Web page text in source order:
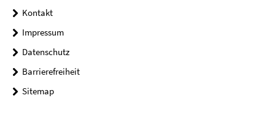
Kontakt
Impressum
Datenschutz
Barrierefreiheit
Sitemap